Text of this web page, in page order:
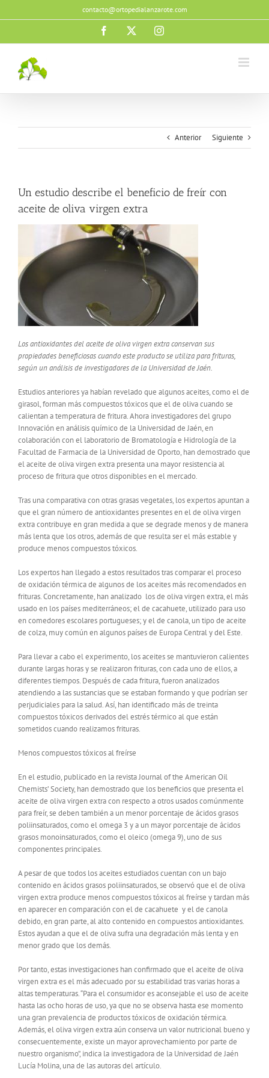
al
contacto@ortopedialanzarote.com
Facebook Instagram
Anterior Siguiente
Un estudio describe el beneficio de freír con
aceite de oliva virgen extra
Los antioxidantes del aceite de oliva virgen extra conservan sus
propiedades beneficiosas cuando este producto se utiliza para frituras,
según un análisis de investigadores de la Universidad de Jaén.
Estudios anteriores ya habían revelado que algunos aceites, como el de
girasol, forman más compuestos tóxicos que el de oliva cuando se
calientan a temperatura de fritura. Ahora investigadores del grupo
Innovación en análisis químico de la Universidad de Jaén, en
colaboración con el laboratorio de Bromatología e Hidrología de la
Facultad de Farmacia de la Universidad de Oporto, han demostrado que
el aceite de oliva virgen extra presenta una mayor resistencia al
proceso de fritura que otros disponibles en el mercado.
Tras una comparativa con otras grasas vegetales, los expertos apuntan a
que el gran número de antioxidantes presentes en el de oliva virgen
extra contribuye en gran medida a que se degrade menos y de manera
más lenta que los otros, además de que resulta ser el más estable y
produce menos compuestos tóxicos.
Los expertos han llegado a estos resultados tras comparar el proceso
de oxidación térmica de algunos de los aceites más recomendados en
frituras. Concretamente, han analizado los de oliva virgen extra, el más
usado en los países mediterráneos; el de cacahuete, utilizado para uso
en comedores escolares portugueses; y el de canola, un tipo de aceite
de colza, muy común en algunos países de Europa Central y del Este.
Para llevar a cabo el experimento, los aceites se mantuvieron calientes
durante largas horas y se realizaron frituras, con cada uno de ellos, a
diferentes tiempos. Después de cada fritura, fueron analizados
atendiendo a las sustancias que se estaban formando y que podrían ser
perjudiciales para la salud. Así, han identificado más de treinta
compuestos tóxicos derivados del estrés térmico al que están
sometidos cuando realizamos frituras.
Menos compuestos tóxicos al freírse
En el estudio, publicado en la revista Journal of the American Oil
Chemists’ Society, han demostrado que los beneficios que presenta el
aceite de oliva virgen extra con respecto a otros usados comúnmente
para freír, se deben también a un menor porcentaje de ácidos grasos
poliinsaturados, como el omega 3 y a un mayor porcentaje de ácidos
grasos monoinsaturados, como el oleico (omega 9), uno de sus
componentes principales.
A pesar de que todos los aceites estudiados cuentan con un bajo
contenido en ácidos grasos poliinsaturados, se observó que el de oliva
virgen extra produce menos compuestos tóxicos al freírse y tardan más
en aparecer en comparación con el de cacahuete y el de canola
debido, en gran parte, al alto contenido en compuestos antioxidantes.
Estos ayudan a que el de oliva sufra una degradación más lenta y en
menor grado que los demás.
Por tanto, estas investigaciones han confirmado que el aceite de oliva
virgen extra es el más adecuado por su estabilidad tras varias horas a
altas temperaturas. “Para el consumidor es aconsejable el uso de aceite
hasta las ocho horas de uso, ya que no se observa hasta ese momento
una gran prevalencia de productos tóxicos de oxidación térmica.
Además, el oliva virgen extra aún conserva un valor nutricional bueno y
consecuentemente, existe un mayor aprovechamiento por parte de
nuestro organismo”, indica la investigadora de la Universidad de Jaén
Lucía Molina, una de las autoras del artículo.